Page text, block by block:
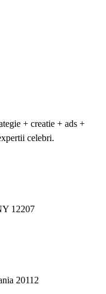
+ creatie + ads +
celebri.
12207
20112